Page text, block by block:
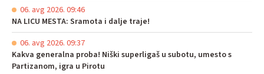
06. avg 2026. 09:46
NA LICU MESTA: Sramota i dalje traje!
06. avg 2026. 09:37
Kakva generalna proba! Niški superligaš u subotu, umesto s
Partizanom, igra u Pirotu